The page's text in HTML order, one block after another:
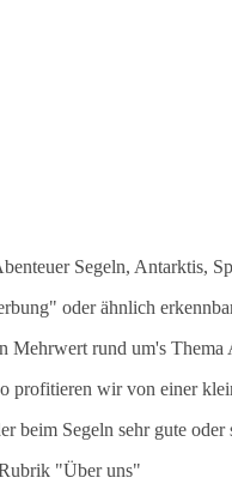
Segeln, Antarktis,
oder ähnlich
rund um's
profitieren wir von einer
Segeln sehr gute
"Über uns"